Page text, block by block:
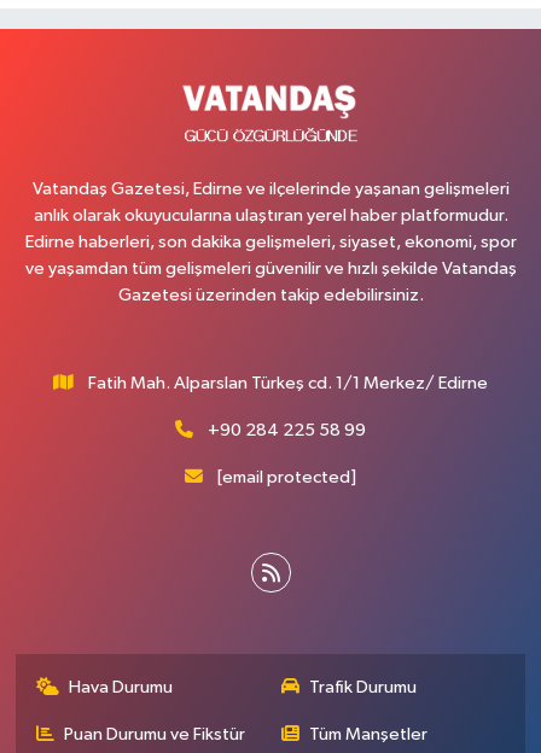
Vatandaş Gazetesi, Edirne ve ilçelerinde yaşanan gelişmeleri
anlık olarak okuyucularına ulaştıran yerel haber platformudur.
Edirne haberleri, son dakika gelişmeleri, siyaset, ekonomi, spor
ve yaşamdan tüm gelişmeleri güvenilir ve hızlı şekilde Vatandaş
Gazetesi üzerinden takip edebilirsiniz.
Fatih Mah. Alparslan Türkeş cd. 1/1 Merkez/ Edirne
+90 284 225 58 99
[email protected]
Hava Durumu Trafik Durumu
Puan Durumu ve Fikstür Tüm Manşetler